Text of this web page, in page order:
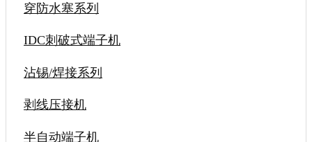
穿防水塞系列
IDC刺破式端子机
沾锡/焊接系列
剥线压接机
半自动端子机